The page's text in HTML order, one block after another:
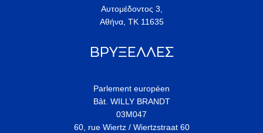
Αυτομέδοντος 3,
Αθήνα, ΤΚ 11635
ΒΡΥΞΕΛΛΕΣ
Parlement européen
Bât. WILLY BRANDT
03M047
60, rue Wiertz / Wiertzstraat 60